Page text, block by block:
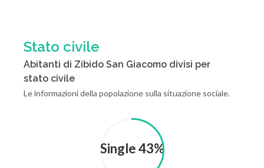
Stato civile
Abitanti di Zibido San Giacomo divisi per
stato civile
Le informazioni della popolazione sulla situazione sociale.
Single 43%